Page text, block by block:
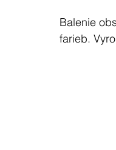
Balenie
farieb.
* Výška: